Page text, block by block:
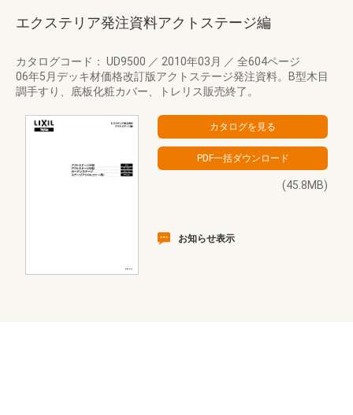
エクステリア発注資料アクトステージ編
カタログコード： UD9500 ／ 2010年03月 ／ 全604ページ
06年5月デッキ材価格改訂版アクトステージ発注資料。B型木目
調手すり、底板化粧カバー、トレリス販売終了。
(45.8MB)
お知らせ表示